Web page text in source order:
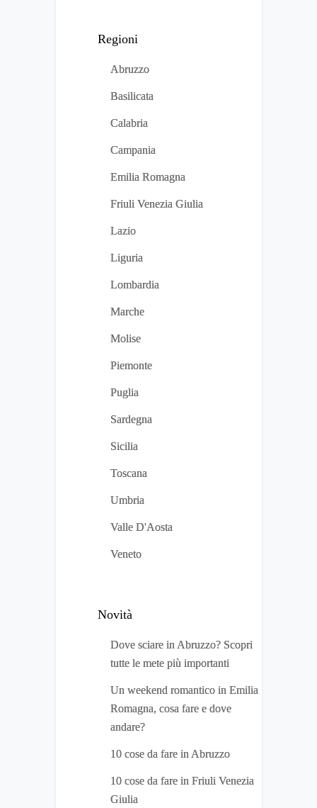
Regioni
Abruzzo
Basilicata
Calabria
Campania
Emilia Romagna
Friuli Venezia Giulia
Lazio
Liguria
Lombardia
Marche
Molise
Piemonte
Puglia
Sardegna
Sicilia
Toscana
Umbria
Valle D'Aosta
Veneto
Novità
Dove sciare in Abruzzo? Scopri
tutte le mete più importanti
Un weekend romantico in Emilia
Romagna, cosa fare e dove
andare?
10 cose da fare in Abruzzo
10 cose da fare in Friuli Venezia
Giulia